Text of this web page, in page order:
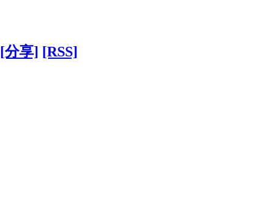
[分享] [RSS]